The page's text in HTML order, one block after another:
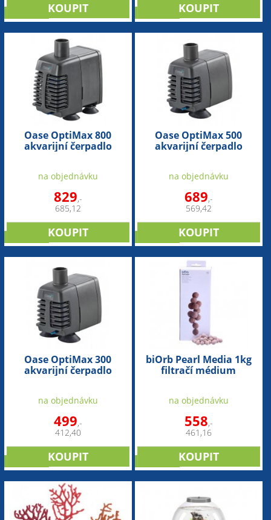
Oase OptiMax 800
akvarijní čerpadlo
na objednávku
829,-
685,12
Oase OptiMax 500
akvarijní čerpadlo
na objednávku
689,-
569,42
Oase OptiMax 300
akvarijní čerpadlo
na objednávku
499,-
412,40
biOrb Pearl Media 1kg
filtračí médium
na objednávku
558,-
461,16